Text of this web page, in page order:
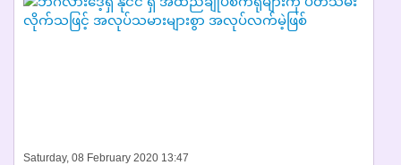
Saturday, 08 February 2020 13:47